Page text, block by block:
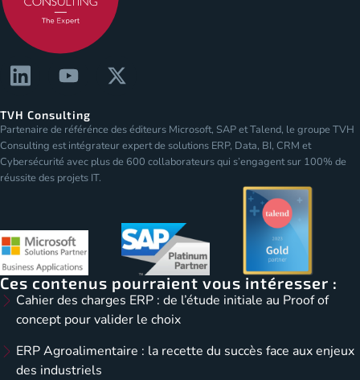
TVH Consulting
Partenaire de référénce des éditeurs Microsoft, SAP et Talend, le groupe TVH
Consulting est intégrateur expert de solutions ERP, Data, BI, CRM et
Cybersécurité avec plus de 600 collaborateurs qui s’engagent sur 100% de
réussite des projets IT.
Ces contenus pourraient vous intéresser :
Cahier des charges ERP : de l’étude initiale au Proof of
concept pour valider le choix
ERP Agroalimentaire : la recette du succès face aux enjeux
des industriels